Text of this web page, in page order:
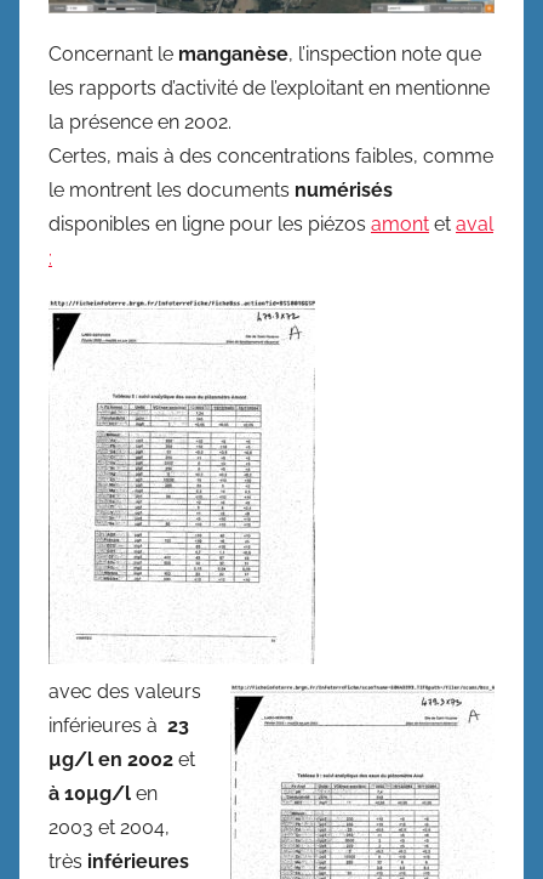
Concernant le manganèse, l’inspection note que
les rapports d’activité de l’exploitant en mentionne
la présence en 2002.
Certes, mais à des concentrations faibles, comme
le montrent les documents numérisés
disponibles en ligne pour les piézos amont et aval
:
avec des valeurs
inférieures à 23
µg/l en 2002 et
à 10µg/l en
2003 et 2004,
très inférieures